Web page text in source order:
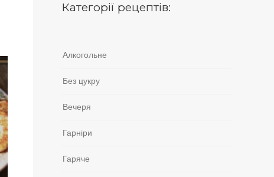
Категорії рецептів:
Алкогольне
Без цукру
Вечеря
Гарніри
Гаряче